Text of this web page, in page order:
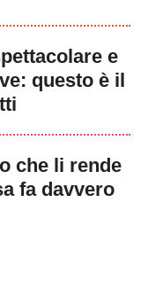
e
questo è il
che li rende
fa davvero